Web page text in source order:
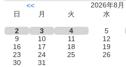
<<
2026年8月
日
月 火 水
2
3 4 5
9
10 11 12
16
17 18 19
23
24 25 26
30
31